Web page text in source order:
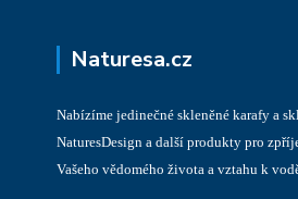
Naturesa.cz
Nabízíme jedinečné skleněné karafy a
NaturesDesign a další produkty pro
Vašeho vědomého života a vztahu k